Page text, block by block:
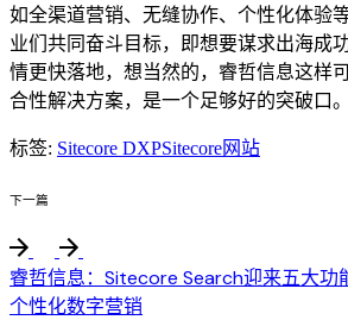
如全渠道营销、无缝协作、个性化体验
业们共同奋斗目标，即想要谋求出海成
情更快落地，想当然的，睿哲信息这样
合性解决方案，是一个足够好的突破口。
标签: Sitecore DXPSitecore网站
下一篇
睿哲信息：Sitecore Search迎来五大功
个性化数字营销